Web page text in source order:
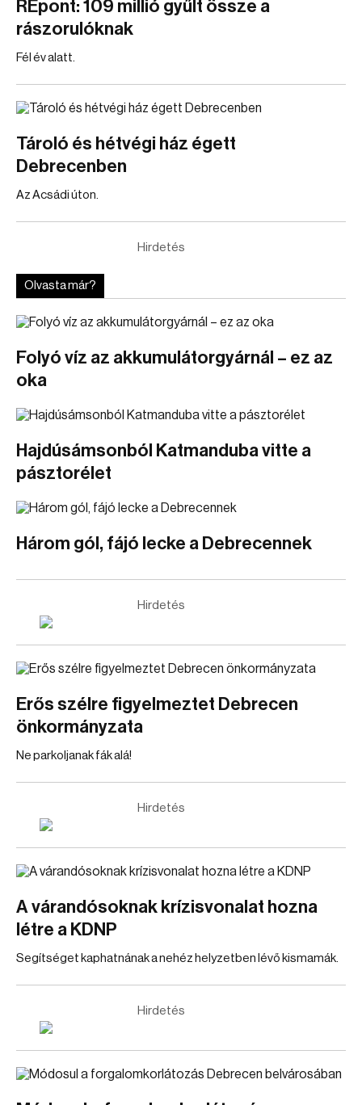
REpont: 109 millió gyűlt össze a
rászorulóknak
Fél év alatt.
Tároló és hétvégi ház égett
Debrecenben
Az Acsádi úton.
Hirdetés
Olvasta már?
Folyó víz az akkumulátorgyárnál – ez az
oka
Hajdúsámsonból Katmanduba vitte a
pásztorélet
Három gól, fájó lecke a Debrecennek
Hirdetés
Erős szélre figyelmeztet Debrecen
önkormányzata
Ne parkoljanak fák alá!
Hirdetés
A várandósoknak krízisvonalat hozna
létre a KDNP
Segítséget kaphatnának a nehéz helyzetben lévő kismamák.
Hirdetés